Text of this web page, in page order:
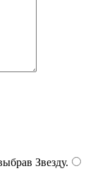
Звезду.